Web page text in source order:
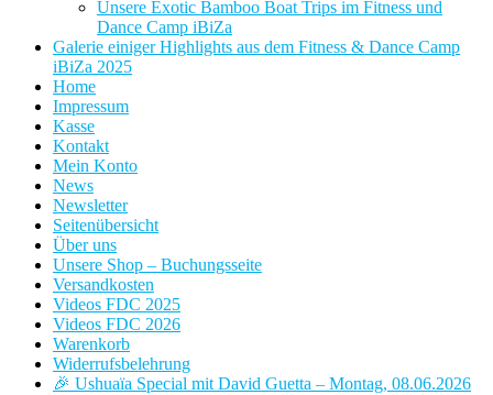
Unsere Exotic Bamboo Boat Trips im Fitness und
Dance Camp iBiZa
Galerie einiger Highlights aus dem Fitness & Dance Camp
iBiZa 2025
Home
Impressum
Kasse
Kontakt
Mein Konto
News
Newsletter
Seitenübersicht
Über uns
Unsere Shop – Buchungsseite
Versandkosten
Videos FDC 2025
Videos FDC 2026
Warenkorb
Widerrufsbelehrung
🎉 Ushuaïa Special mit David Guetta – Montag, 08.06.2026